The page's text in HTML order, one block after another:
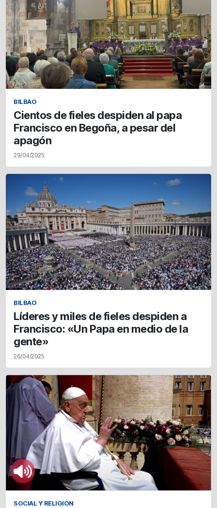
BILBAO
Cientos de fieles despiden al papa
Francisco en Begoña, a pesar del
apagón
29/04/2025
BILBAO
Líderes y miles de fieles despiden a
Francisco: «Un Papa en medio de la
gente»
26/04/2025
SOCIAL Y RELIGIÓN